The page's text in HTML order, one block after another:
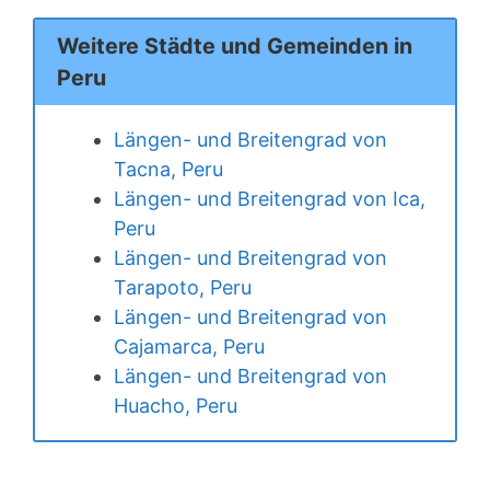
Weitere Städte und Gemeinden in
Peru
Längen- und Breitengrad von
Tacna, Peru
Längen- und Breitengrad von Ica,
Peru
Längen- und Breitengrad von
Tarapoto, Peru
Längen- und Breitengrad von
Cajamarca, Peru
Längen- und Breitengrad von
Huacho, Peru